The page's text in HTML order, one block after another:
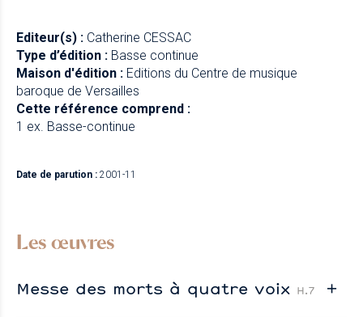
Editeur(s) : Catherine CESSAC
Type d’édition : Basse continue
Maison d'édition : Editions du Centre de musique
baroque de Versailles
Cette référence comprend :
1 ex. Basse-continue
Date de parution : 2001-11
Les œuvres
Messe des morts à quatre voix H.7